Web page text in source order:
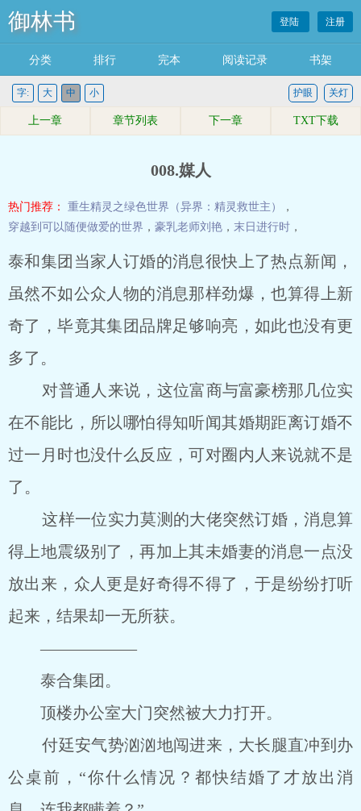
御林书 登陆 注册
分类 排行 完本 阅读记录 书架
字: 大 中 小 关灯
护眼
上一章 章节列表 下一章 TXT下载
008.媒人
热门推荐： 重生精灵之绿色世界（异界：精灵救世主）
，
穿越到可以随便做爱的世界 ， 豪乳老师刘艳 ， 末日进行时 ，
泰和集团当家人订婚的消息很快上了热点新闻，
虽然不如公众人物的消息那样劲爆，也算得上新
奇了，毕竟其集团品牌足够响亮，如此也没有更
多了。
对普通人来说，这位富商与富豪榜那几位实
在不能比，所以哪怕得知听闻其婚期距离订婚不
过一月时也没什么反应，可对圈内人来说就不是
了。
这样一位实力莫测的大佬突然订婚，消息算
得上地震级别了，再加上其未婚妻的消息一点没
放出来，众人更是好奇得不得了，于是纷纷打听
起来，结果却一无所获。
——————
泰合集团。
顶楼办公室大门突然被大力打开。
付廷安气势汹汹地闯进来，大长腿直冲到办
公桌前，“你什么情况？都快结婚了才放出消